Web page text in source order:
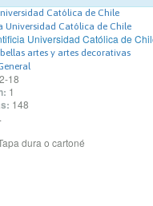
Católica de Chile
Universidad Católica de Chile
Universidad Católica de
artes y artes decorativas
18
1
148
dura o cartoné